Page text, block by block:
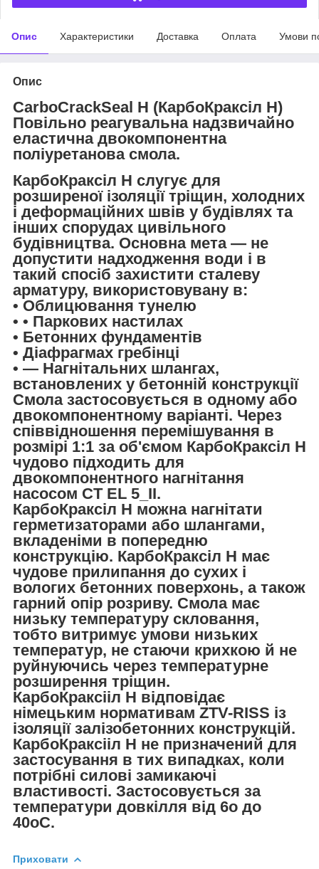
Опис Характеристики Доставка Оплата Умови
Опис
CarboCrackSeal H (КарбоКраксіл Н)
Повільно реагувальна надзвичайно
еластична двокомпонентна
поліуретанова смола.
КарбоКраксіл Н слугує для
розширеної ізоляції тріщин, холодних
і деформаційних швів у будівлях та
інших спорудах цивільного
будівництва. Основна мета — не
допустити надходження води і в
такий спосіб захистити сталеву
арматуру, використовувану в:
• Облицювання тунелю
• • Паркових настилах
• Бетонних фундаментів
• Діафрагмах гребінці
• — Нагнітальних шлангах,
встановлених у бетонній конструкції
Смола застосовується в одному або
двокомпонентному варіанті. Через
співвідношення перемішування в
розмірі 1:1 за об'ємом КарбоКраксіл Н
чудово підходить для
двокомпонентного нагнітання
насосом CT EL 5_II.
КарбоКраксіл Н можна нагнітати
герметизаторами або шлангами,
вкладеніми в попередню
конструкцію. КарбоКраксіл Н має
чудове прилипання до сухих і
вологих бетонних поверхонь, а також
гарний опір розриву. Смола має
низьку температуру скловання,
тобто витримує умови низьких
температур, не стаючи крихкою й не
руйнуючись через температурне
розширення тріщин.
КарбоКраксііл Н відповідає
німецьким нормативам ZTV-RISS із
ізоляції залізобетонних конструкцій.
КарбоКраксііл Н не призначений для
застосування в тих випадках, коли
потрібні силові замикаючі
властивості. Застосовується за
температури довкілля від 6o до
40oС.
Приховати